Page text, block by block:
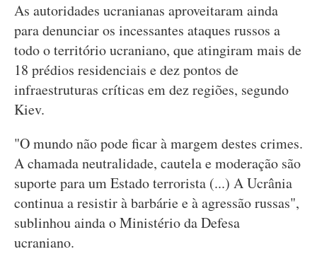
As autoridades ucranianas aproveitaram ainda
para denunciar os incessantes ataques russos a
todo o território ucraniano, que atingiram mais de
18 prédios residenciais e dez pontos de
infraestruturas críticas em dez regiões, segundo
Kiev.
"O mundo não pode ficar à margem destes crimes.
A chamada neutralidade, cautela e moderação são
suporte para um Estado terrorista (...) A Ucrânia
continua a resistir à barbárie e à agressão russas",
sublinhou ainda o Ministério da Defesa
ucraniano.